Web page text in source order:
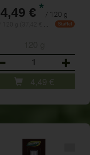
4,49 € * / 120 g
Staffel
4,49 €